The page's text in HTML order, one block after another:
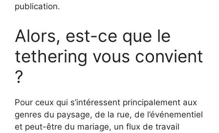
publication.
Alors, est-ce que le
tethering vous convient
?
Pour ceux qui s’intéressent principalement aux
genres du paysage, de la rue, de l’événementiel
et peut-être du mariage, un flux de travail